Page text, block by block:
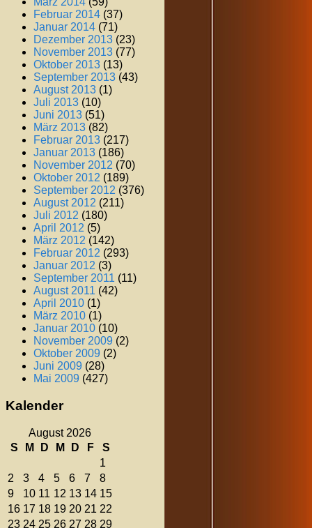
Februar 2014 (37)
Januar 2014 (71)
Dezember 2013 (23)
November 2013 (77)
Oktober 2013 (13)
September 2013 (43)
August 2013 (1)
Juli 2013 (10)
Juni 2013 (51)
März 2013 (82)
Februar 2013 (217)
Januar 2013 (186)
November 2012 (70)
Oktober 2012 (189)
September 2012 (376)
August 2012 (211)
Juli 2012 (180)
April 2012 (5)
März 2012 (142)
Februar 2012 (293)
Januar 2012 (3)
September 2011 (11)
August 2011 (42)
April 2010 (1)
März 2010 (1)
Januar 2010 (10)
November 2009 (2)
Oktober 2009 (2)
Juni 2009 (28)
Mai 2009 (427)
Kalender
August 2026
S
M D M D F
S
1
2
3 4 5 6 7
8
9
10 11 12 13 14 15
16 17 18 19 20 21 22
23 24 25 26 27 28 29